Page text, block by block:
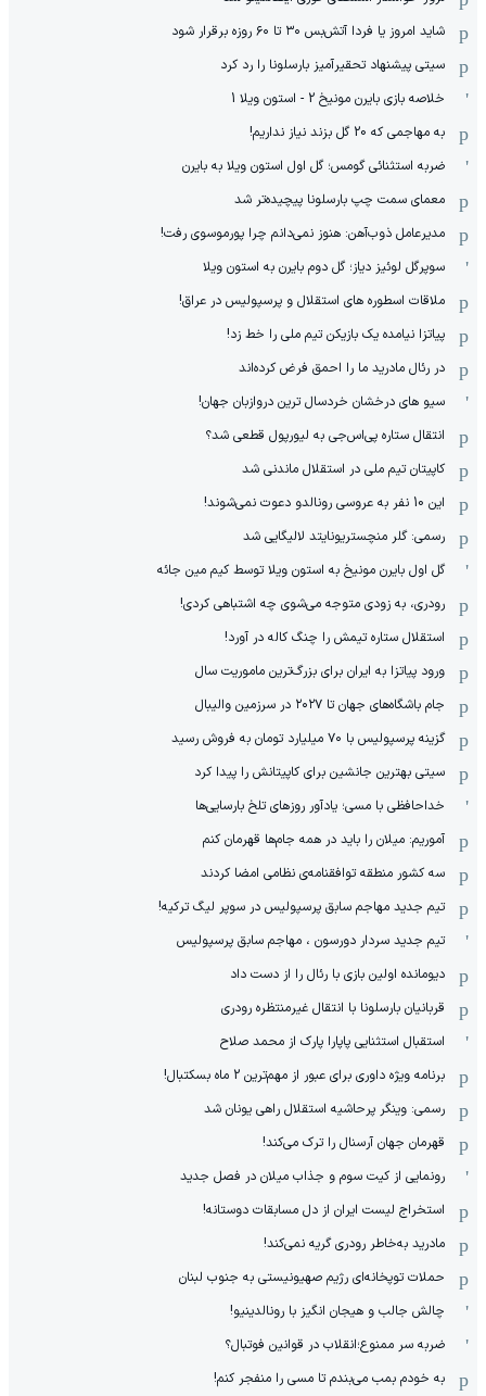
شاید امروز یا فردا آتش‌بس ۳۰ تا ۶۰ روزه برقرار شود
سیتی پیشنهاد تحقیرآمیز بارسلونا را رد کرد
خلاصه بازی بایرن مونیخ 2 - استون ویلا 1
به مهاجمی که 20 گل بزند نیاز نداریم!
ضربه استثنائی گومس؛ گل اول استون ویلا به بایرن
معمای سمت چپ بارسلونا پیچیده‌تر شد
مدیرعامل ذوب‌آهن: هنوز نمی‌دانم چرا پورموسوی رفت!
سوپرگل لوئیز دیاز؛ گل دوم بایرن به استون ویلا
ملاقات اسطوره های استقلال و پرسپولیس در عراق!
پیاتزا نیامده یک بازیکن تیم ملی را خط زد!
در رئال مادرید ما را احمق فرض کرده‌اند
سیو های درخشان خردسال ترین دروازبان جهان!
انتقال ستاره پی‌اس‌جی به لیورپول قطعی شد؟
کاپیتان تیم ملی در استقلال ماندنی شد
این 10 نفر به عروسی رونالدو دعوت نمی‌شوند!
رسمی: گلر منچستریونایتد لالیگایی شد
گل اول بایرن مونیخ به استون ویلا توسط کیم مین جائه
رودری، به زودی متوجه می‌شوی چه اشتباهی کردی!
استقلال ستاره تیمش را چنگ کاله در آورد!
ورود پیاتزا به ایران برای بزرگ‌ترین ماموریت سال
جام باشگاه‌های جهان تا ۲۰۲۷ در سرزمین والیبال
گزینه پرسپولیس با ۷۰ میلیارد تومان به فروش رسید
سیتی بهترین جانشین برای کاپیتانش را پیدا کرد
خداحافظی با مسی؛ یادآور روزهای تلخ بارسایی‌ها
آموریم: میلان را باید در همه جام‌ها قهرمان کنم
سه کشور منطقه توافقنامه‌ی نظامی امضا کردند
تیم جدید مهاجم سابق پرسپولیس در سوپر لیگ ترکیه!
تیم جدید سردار دورسون ، مهاجم سابق پرسپولیس
دیومانده اولین بازی با رئال را از دست داد
قربانیان بارسلونا با انتقال غیرمنتظره رودری
استقبال استثنایی پاپارا پارک از محمد صلاح
برنامه ویژه داوری برای عبور از مهم‌ترین 2 ماه بسکتبال!
رسمی: وینگر پرحاشیه استقلال راهی یونان شد
قهرمان جهان آرسنال را ترک می‌کند!
رونمایی از کیت سوم و جذاب میلان در فصل جدید
استخراج لیست ایران از دل مسابقات دوستانه!
مادرید به‌خاطر رودری گریه نمی‌کند!
حملات توپخانه‌ای رژیم صهیونیستی به جنوب لبنان
چالش جالب و هیجان انگیز با رونالدینیو!
ضربه سر ممنوع؛انقلاب در قوانین فوتبال؟
به خودم بمب می‌بندم تا مسی را منفجر کنم!